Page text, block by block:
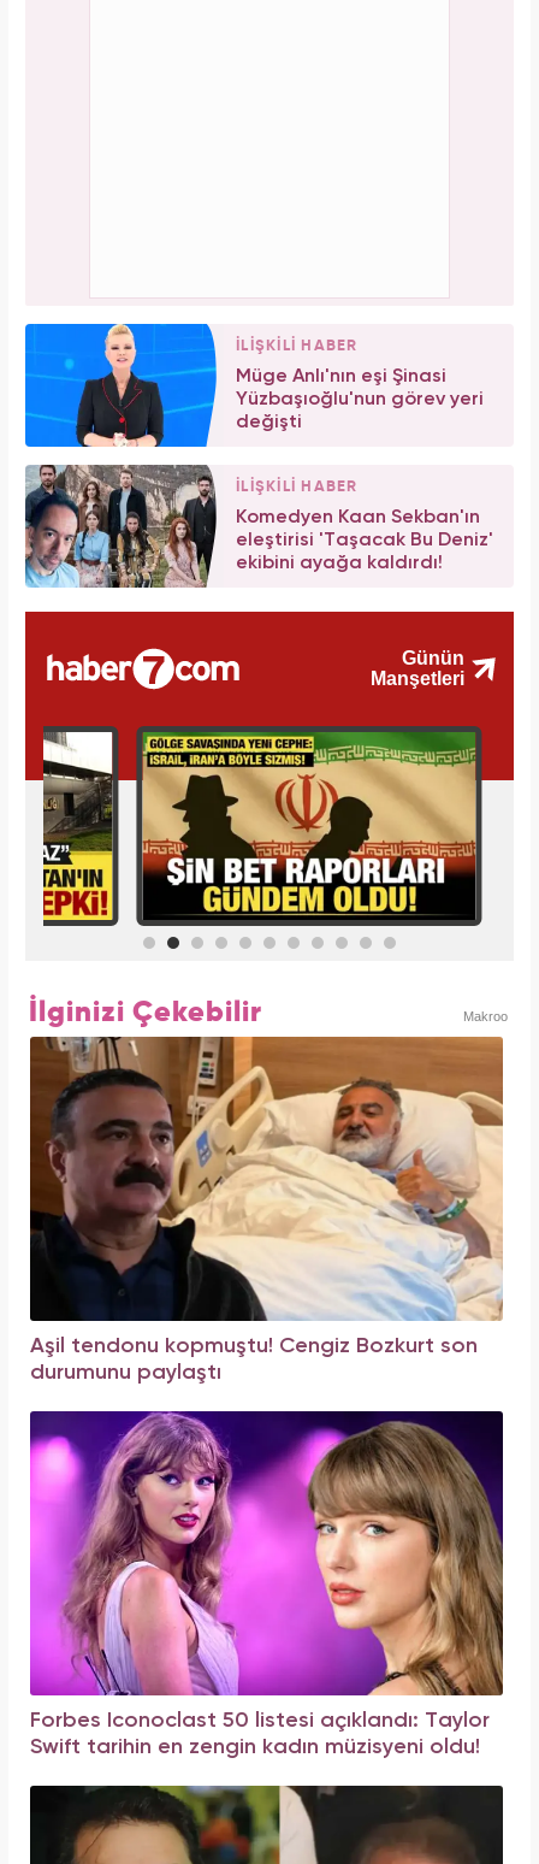
İLİŞKİLİ HABER
Müge Anlı'nın eşi Şinasi
Yüzbaşıoğlu'nun görev yeri
değişti
İLİŞKİLİ HABER
Komedyen Kaan Sekban'ın
eleştirisi 'Taşacak Bu Deniz'
ekibini ayağa kaldırdı!
İlginizi Çekebilir Makroo
Aşil tendonu kopmuştu! Cengiz Bozkurt son
durumunu paylaştı
Forbes Iconoclast 50 listesi açıklandı: Taylor
Swift tarihin en zengin kadın müzisyeni oldu!